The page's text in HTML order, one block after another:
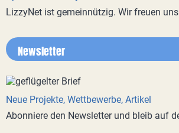
LizzyNet ist gemeinnützig. Wir freuen
Newsletter
Neue Projekte, Wettbewerbe, Artikel
Abonniere den Newsletter und bleib auf